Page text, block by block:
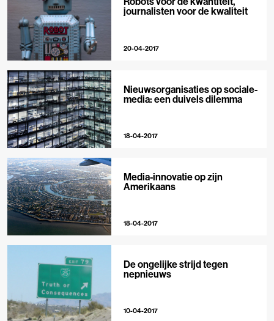
journalisten voor de kwaliteit
20-04-2017
Nieuwsorganisaties op sociale-
media: een duivels dilemma
18-04-2017
Media-innovatie op zijn
Amerikaans
18-04-2017
De ongelijke strijd tegen
nepnieuws
10-04-2017